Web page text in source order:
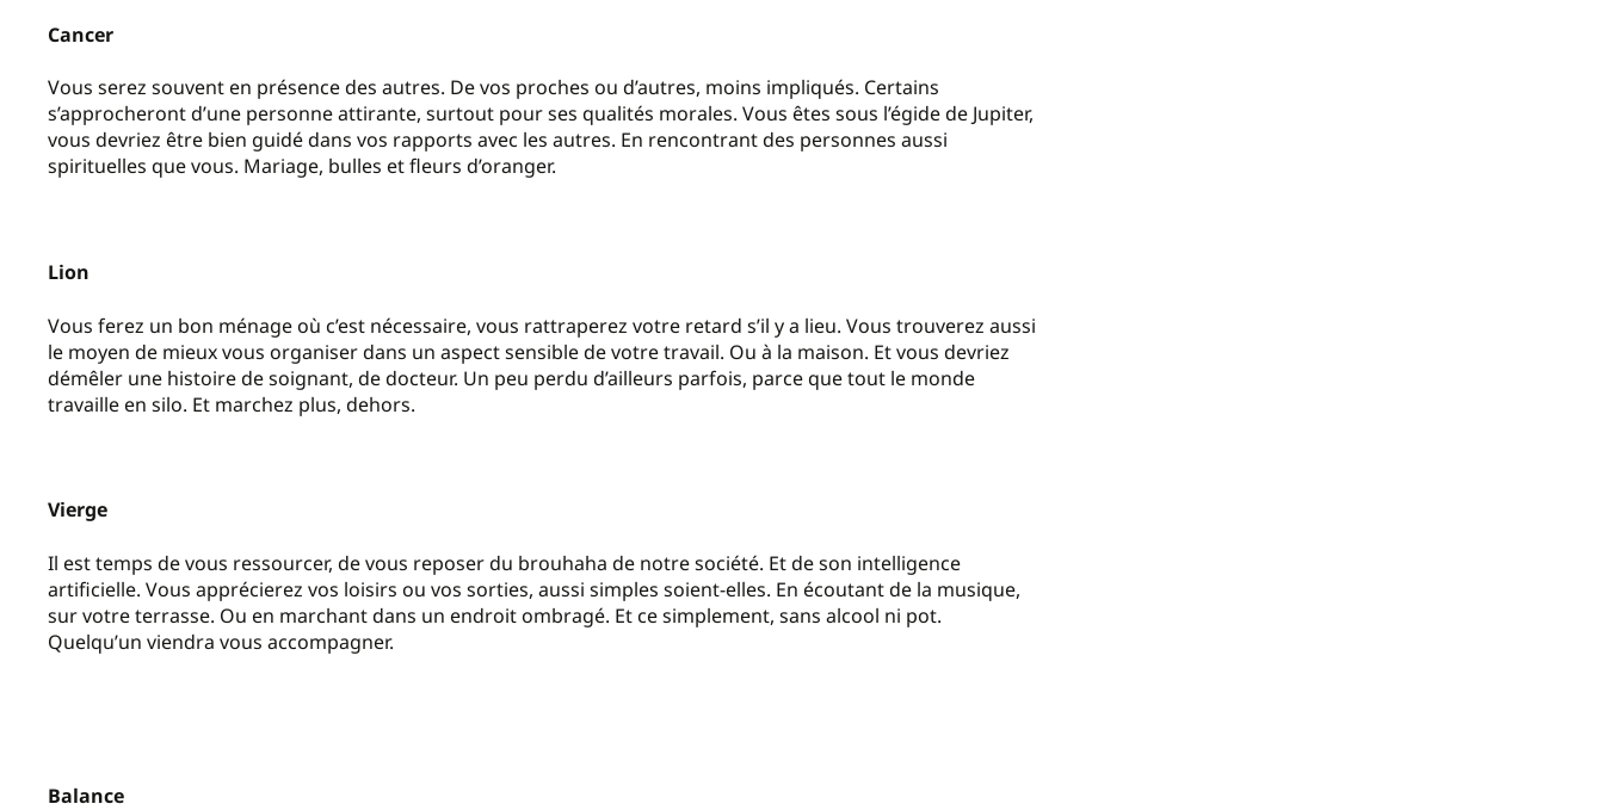
Cancer
Vous serez souvent en présence des autres. De vos proches ou d’autres, moins impliqués. Certains
s’approcheront d’une personne attirante, surtout pour ses qualités morales. Vous êtes sous l’égide de Jupiter,
vous devriez être bien guidé dans vos rapports avec les autres. En rencontrant des personnes aussi
spirituelles que vous. Mariage, bulles et fleurs d’oranger.
Lion
Vous ferez un bon ménage où c’est nécessaire, vous rattraperez votre retard s’il y a lieu. Vous trouverez aussi
le moyen de mieux vous organiser dans un aspect sensible de votre travail. Ou à la maison. Et vous devriez
démêler une histoire de soignant, de docteur. Un peu perdu d’ailleurs parfois, parce que tout le monde
travaille en silo. Et marchez plus, dehors.
Vierge
Il est temps de vous ressourcer, de vous reposer du brouhaha de notre société. Et de son intelligence
artificielle. Vous apprécierez vos loisirs ou vos sorties, aussi simples soient-elles. En écoutant de la musique,
sur votre terrasse. Ou en marchant dans un endroit ombragé. Et ce simplement, sans alcool ni pot.
Quelqu’un viendra vous accompagner.
Balance